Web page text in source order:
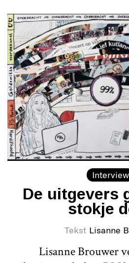
Interview
De uitgevers
stokje
Tekst Lisanne
Lisanne Brouwer